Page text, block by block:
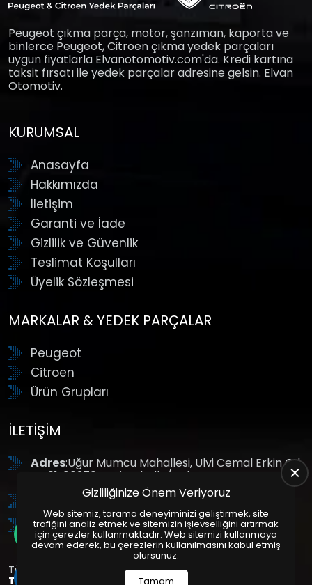
Peugeot çıkma parça, motor, şanzıman, kaporta ve
binlerce Peugeot, Citroen çıkma yedek parçaları
uygun fiyatlarla Elvanotomotiv.com'da. Kredi kartına
taksit fırsatı ile yedek parçalar adresine gelsin. Elvan
Otomotiv.
KURUMSAL
Anasayfa
Hakkımızda
İletişim
Garanti ve İade
Gizlilik ve Güvenlik
Teslimat Koşulları
Üyelik Sözleşmesi
MARKALAR & YEDEK PARÇALAR
Peugeot
Citroen
Ürün Grupları
İLETIŞIM
Adres:Uğur Mumcu Mahallesi, Ulvi Cemal Erkin Cd.
No:61, 06370 Yenimahalle/Ankara
: +90 (312) 354 8888
GSM: +90 (532) 343 4085
Tüm Hakları Saklıdır. | Bu site Us Yazılım
Tasarım
Paketleri ile Hazırlanmıştır. © 2025
Gizliliğinize Önem Veriyoruz
Web sitemiz, tarama deneyiminizi geliştirmek, site
trafiğini analiz etmek ve sitemizin işlevselliğini artırmak
için çerezler kullanmaktadır. Web sitemizi kullanmaya
devam ederek, bu çerezlerin kullanılmasını kabul etmiş
olursunuz.
Tamam